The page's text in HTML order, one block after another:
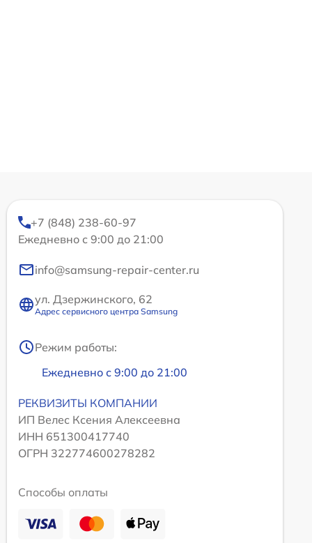
+7 (848) 238-60-97
Ежедневно с 9:00 до 21:00
info@samsung-repair-center.ru
ул. Дзержинского, 62
Адрес сервисного центра Samsung
Режим работы:
Ежедневно с 9:00 до 21:00
РЕКВИЗИТЫ КОМПАНИИ
ИП Велес Ксения Алексеевна
ИНН 651300417740
ОГРН 322774600278282
Способы оплаты